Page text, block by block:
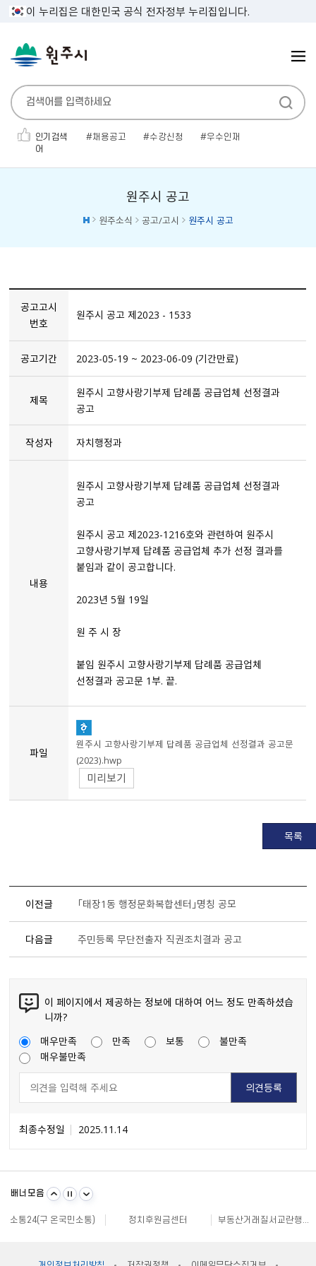
이 누리집은 대한민국 공식 전자정부 누리집입니다.
인기검색
어
채용공고 수강신청
우수인재
원주시 공고
원주소식 공고/고시 원주시 공고
공고고시
번호
원주시 공고 제2023 - 1533
공고기간 2023-05-19 ~ 2023-06-09 (기간만료)
제목
원주시 고향사랑기부제 답례품 공급업체 선정결과
공고
작성자 자치행정과
내용
원주시 고향사랑기부제 답례품 공급업체 선정결과
공고
원주시 공고 제2023-1216호와 관련하여 원주시
고향사랑기부제 답례품 공급업체 추가 선정 결과를
붙임과 같이 공고합니다.
2023년 5월 19일
원 주 시 장
붙임 원주시 고향사랑기부제 답례품 공급업체
선정결과 공고문 1부. 끝.
파일
원주시 고향사랑기부제 답례품 공급업체 선정결과 공고문
（2023）.hwp
미리보기
목록
이전글 「태장1동 행정문화복합센터」명칭 공모
다음글 주민등록 무단전출자 직권조치결과 공고
이 페이지에서 제공하는 정보에 대하여 어느 정도 만족하셨습
니까?
매우만족
만족 보통
불만족
매우불만족
최종수정일 2025.11.14
배너모음
강원일자리정보망
소통24(구 온국민소통)
정치후원금센터
부동산거래질서교란행위 신고센터
안전신문고
내고장알리미